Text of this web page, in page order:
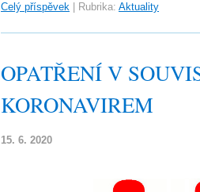
Celý příspěvek Rubrika: Aktuality
OPATŘENÍ V
KORONAVIREM
15. 6. 2020